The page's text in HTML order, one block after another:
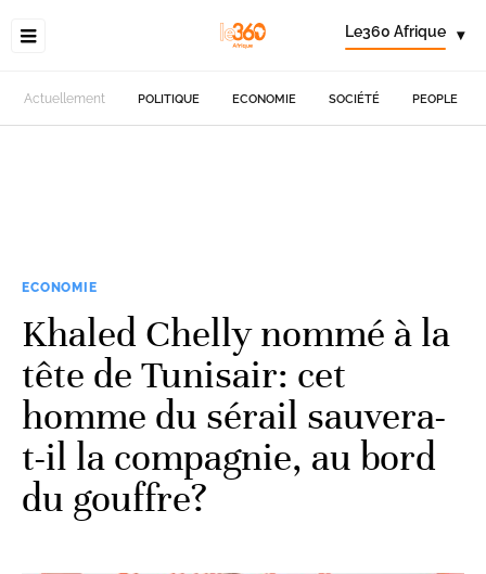
Le360 Afrique ▾
Actuellement POLITIQUE ECONOMIE SOCIÉTÉ PEOPLE
ECONOMIE
Khaled Chelly nommé à la
tête de Tunisair: cet
homme du sérail sauvera-
t-il la compagnie, au bord
du gouffre?